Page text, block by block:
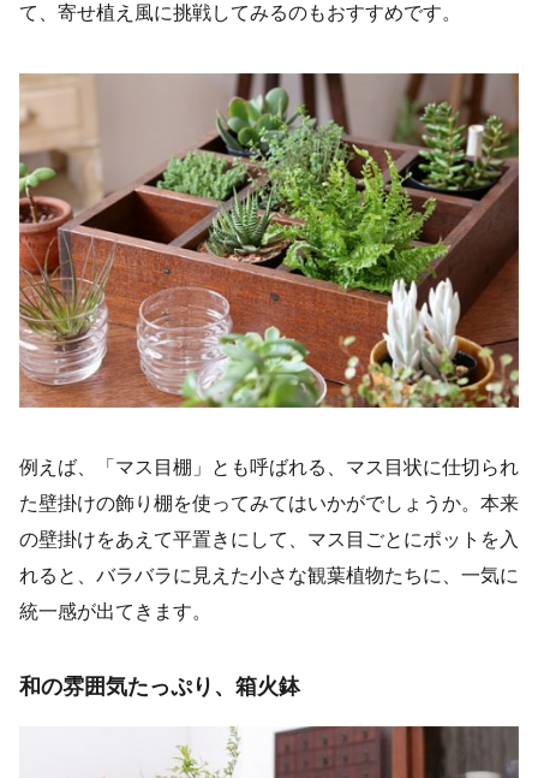
て、寄せ植え風に挑戦してみるのもおすすめです。
例えば、「マス目棚」とも呼ばれる、マス目状に仕切られ
た壁掛けの飾り棚を使ってみてはいかがでしょうか。本来
の壁掛けをあえて平置きにして、マス目ごとにポットを入
れると、バラバラに見えた小さな観葉植物たちに、一気に
統一感が出てきます。
和の雰囲気たっぷり、箱火鉢